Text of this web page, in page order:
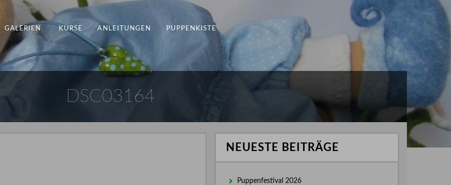
GALERIEN KURSE ANLEITUNGEN PUPPENKISTE
DSC03164
NEUESTE BEITRÄGE
Puppenfestival 2026